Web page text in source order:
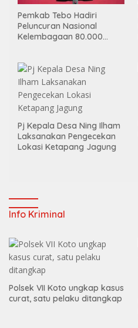
Pemkab Tebo Hadiri
Peluncuran Nasional
Kelembagaan 80.000
Pj Kepala Desa Ning Ilham
Laksanakan Pengecekan
Lokasi Ketapang Jagung
Info Kriminal
Polsek VII Koto ungkap kasus
curat, satu pelaku ditangkap